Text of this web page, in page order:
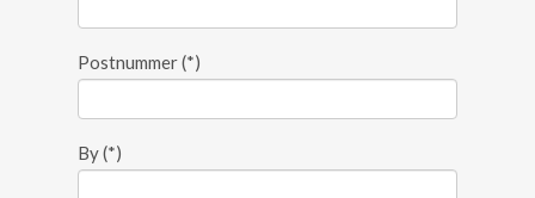
Postnummer(*)
By(*)